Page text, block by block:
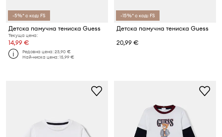
-5%* с код: FS
Детска памучна тениска Guess
Текуща цена:
14,99 €
Редовна цена:23,90 €
Най-ниска цена:15,99 €
-15%* с код: FS
Детска памучна тениска Guess
20,99 €